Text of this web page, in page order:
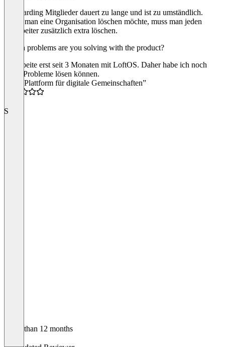
Offboarding Mitglieder dauert zu lange und ist zu umständlich.
Wenn man eine Organisation löschen möchte, muss man jeden
Mitarbeiter zusätzlich extra löschen.
Which problems are you solving with the product?
Ich arbeite erst seit 3 Monaten mit LoftOS. Daher habe ich noch
keine Probleme lösen können.
“Eine Plattform für digitale Gemeinschaften”
S
Older than 12 months